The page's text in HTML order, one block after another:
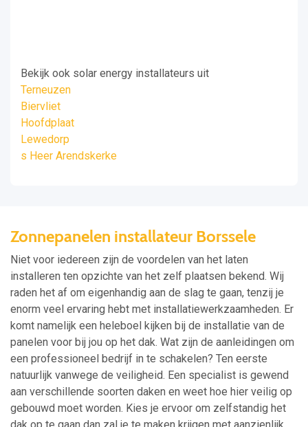
Bekijk ook solar energy installateurs uit
Terneuzen
Biervliet
Hoofdplaat
Lewedorp
s Heer Arendskerke
Zonnepanelen installateur Borssele
Niet voor iedereen zijn de voordelen van het laten
installeren ten opzichte van het zelf plaatsen bekend. Wij
raden het af om eigenhandig aan de slag te gaan, tenzij je
enorm veel ervaring hebt met installatiewerkzaamheden. Er
komt namelijk een heleboel kijken bij de installatie van de
panelen voor bij jou op het dak. Wat zijn de aanleidingen om
een professioneel bedrijf in te schakelen? Ten eerste
natuurlijk vanwege de veiligheid. Een specialist is gewend
aan verschillende soorten daken en weet hoe hier veilig op
gebouwd moet worden. Kies je ervoor om zelfstandig het